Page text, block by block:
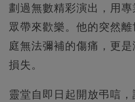
劃過無數精彩演出，用
眾帶來歡樂。他的突然
庭無法彌補的傷痛，更
損失。
靈堂自即日起開放弔唁